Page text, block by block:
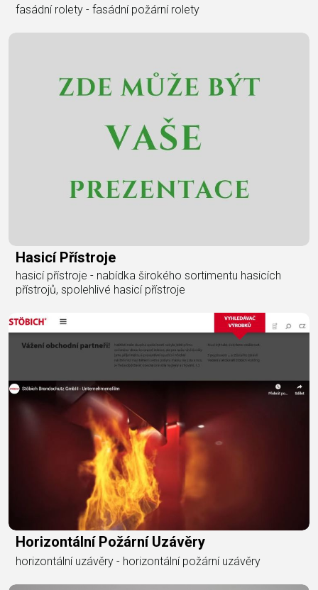
fasádní rolety - fasádní požární rolety
Hasicí Přístroje
hasicí přístroje - nabídka širokého sortimentu hasicích
přístrojů, spolehlivé hasicí přístroje
Horizontální Požární Uzávěry
horizontální uzávěry - horizontální požární uzávěry